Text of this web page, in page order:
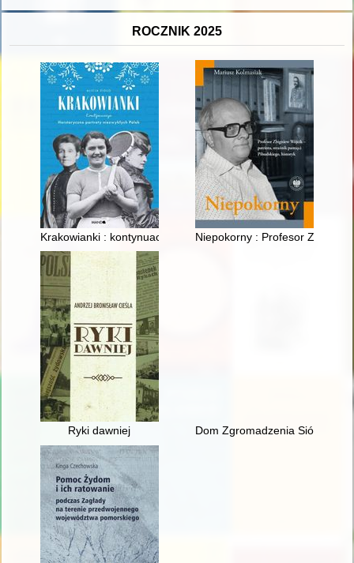
ROCZNIK 2025
Krakowianki : kontynuacja : herstoryczne portrety niezwykłych
Niepokorny : Profesor
Ryki dawniej Dom Zgromadzenia Sióstr